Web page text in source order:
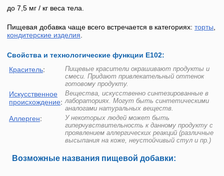
до 7,5 мг / кг веса тела.
Пищевая добавка чаще всего встречается в категориях: торты
кондитерские изделия
Свойства и технологические функции Е102:
Краситель:
Пищевые красители окрашивают продукты и
смеси. Придают привлекательный оттенок
готовому продукту.
Искусственное
происхождение:
Вещества, искусственно синтезированные в
лабораториях. Могут быть синтетическими
аналогами натуральных веществ.
Аллерген:
У некоторых людей может быть
гиперчувствительность к данному продукту с
проявлением аллергических реакций (различные
высыпания на коже, неустойчивый стул и пр.)
Возможные названия пищевой добавки: